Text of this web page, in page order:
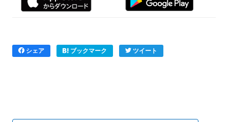
シェア ブックマーク ツイート